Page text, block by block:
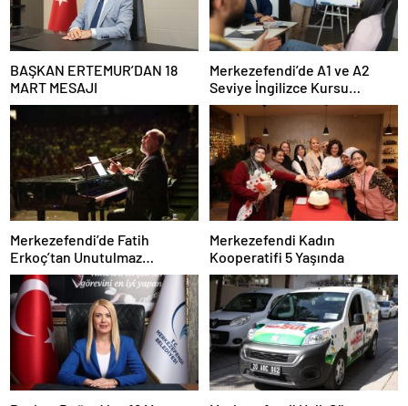
BAŞKAN ERTEMUR’DAN 18
MART MESAJI
Merkezefendi’de A1 ve A2
Seviye İngilizce Kursu
Başvuruları Başladı
Merkezefendi’de Fatih
Erkoç’tan Unutulmaz
Ramazan Konseri
Merkezefendi Kadın
Kooperatifi 5 Yaşında